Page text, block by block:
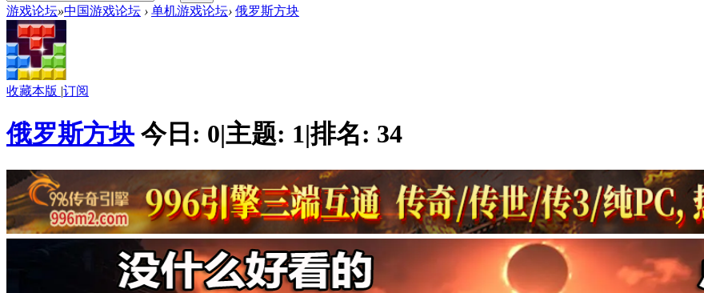
游戏论坛»中国游戏论坛 › 单机游戏论坛› 俄罗斯方块
收藏本版 |订阅
俄罗斯方块 今日: 0|主题: 1|排名: 34